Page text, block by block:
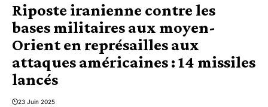
Riposte iranienne contre les
bases militaires aux moyen-
Orient en représailles aux
attaques américaines : 14 missiles
lancés
23 Juin 2025